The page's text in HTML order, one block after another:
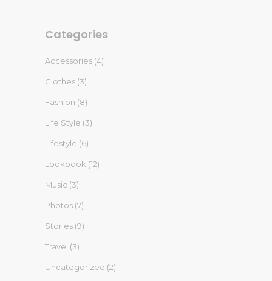
Categories
Accessories (4)
Clothes (3)
Fashion (8)
Life Style (3)
Lifestyle (6)
Lookbook (12)
Music (3)
Photos (7)
Stories (9)
Travel (3)
Uncategorized (2)